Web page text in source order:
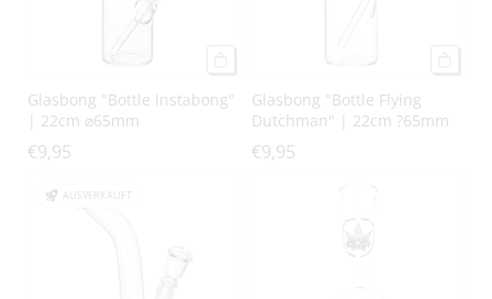
Glasbong "Bottle Instabong"
| 22cm ⌀65mm
€9,95
Glasbong "Bottle Flying
Dutchman" | 22cm ?65mm
€9,95
AUSVERKAUFT